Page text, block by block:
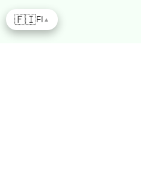
🇫🇮FI ▲